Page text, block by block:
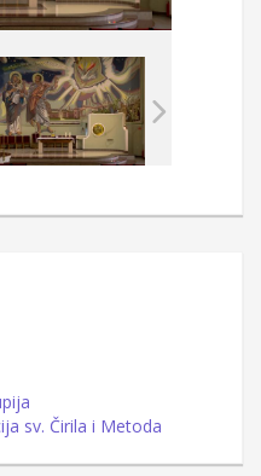
sv. Čirila i Metoda